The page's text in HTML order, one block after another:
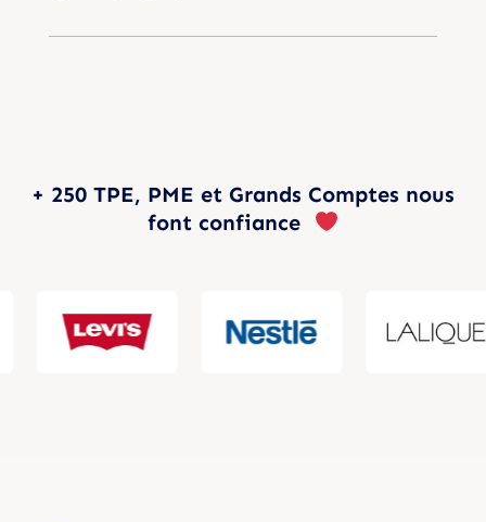
+ 250 TPE, PME et Grands Comptes nous
font confiance